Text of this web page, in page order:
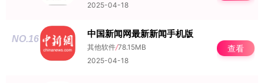
2025-04-18
NO.16 中国新闻网最新新闻手机版
其他软件/78.15MB
2025-04-18
查看